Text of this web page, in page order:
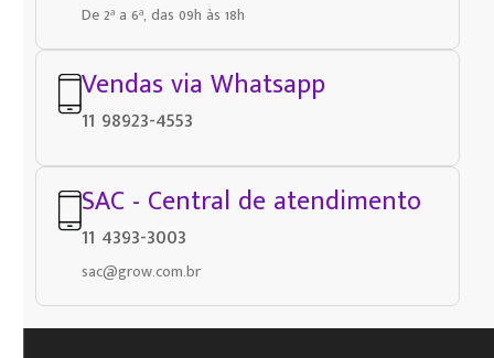
De 2ª a 6ª, das 09h às 18h
Vendas via Whatsapp
11 98923-4553
SAC - Central de atendimento
11 4393-3003
sac@grow.com.br